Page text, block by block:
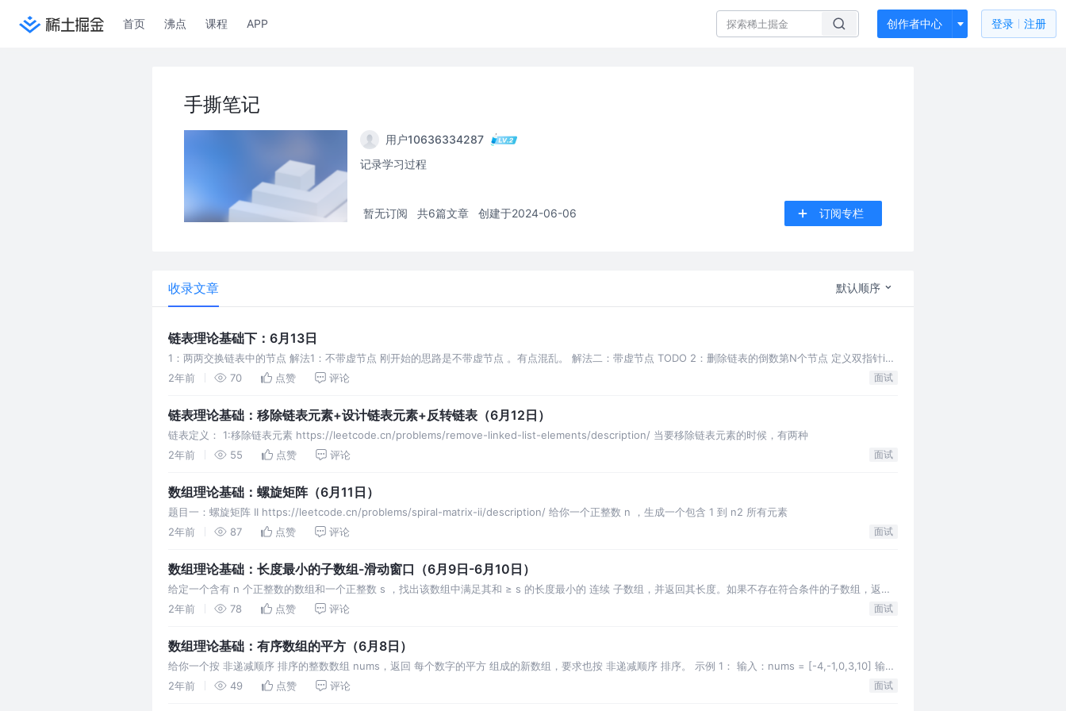
首页 沸点 课程 APP 创作者中心 登录 注册
手撕笔记
用户10636334287
记录学习过程
暂无订阅 共6篇文章 创建于2024-06-06 订阅专栏
收录文章 默认顺序
链表理论基础下：6月13日
1：两两交换链表中的节点 解法1：不带虚节点 刚开始的思路是不带虚节点 。有点混乱。 解法二：带虚节点 TODO 2：删除链表的倒数第N个节点 定义双指针i和
j，j首先向后移动n位，ij同时后移，i即
2年前 70 点赞 评论 面试
链表理论基础：移除链表元素+设计链表元素+反转链表（6月12日）
链表定义： 1:移除链表元素 https://leetcode.cn/problems/remove-linked-list-elements/description/ 当要移除链表元素的时候，有两种
2年前
55 点赞 评论 面试
数组理论基础：螺旋矩阵（6月11日）
题目一：螺旋矩阵 II https://leetcode.cn/problems/spiral-matrix-ii/description/ 给你一个正整数 n ，生成一个包含 1 到 n2 所有元素
2年前
87 点赞 评论 面试
数组理论基础：长度最小的子数组-滑动窗口（6月9日-6月10日）
给定一个含有 n 个正整数的数组和一个正整数 s ，找出该数组中满足其和 ≥ s 的长度最小的 连续 子数组，并返回其长度。如果不存在符合条件的子数组，返回
0。 示例： 输入：s = 7, nums
2年前 78 点赞 评论 面试
数组理论基础：有序数组的平方（6月8日）
给你一个按 非递减顺序 排序的整数数组 nums，返回 每个数字的平方 组成的新数组，要求也按 非递减顺序 排序。 示例 1： 输入：nums = [-4,-1,0,3,10] 输
出：[0,1,9,1
2年前 49 点赞 评论 面试